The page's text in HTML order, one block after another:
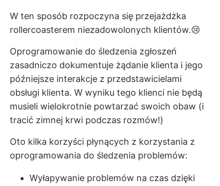
W ten sposób rozpoczyna się przejażdżka
rollercoasterem niezadowolonych klientów.😢
Oprogramowanie do śledzenia zgłoszeń
zasadniczo dokumentuje żądanie klienta i jego
późniejsze interakcje z przedstawicielami
obsługi klienta. W wyniku tego klienci nie będą
musieli wielokrotnie powtarzać swoich obaw (i
tracić zimnej krwi podczas rozmów!)
Oto kilka korzyści płynących z korzystania z
oprogramowania do śledzenia problemów:
Wyłapywanie problemów na czas dzięki